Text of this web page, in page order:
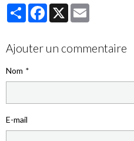
PartagerFacebook
X
Ajouter un commentaire
Nom
E-mail